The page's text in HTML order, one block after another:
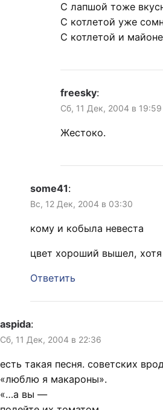
С лапшой тоже
С котлетой уже
С котлетой и
freesky:
Сб, 11 Дек, 2004 в 19:59
Жестоко.
some41:
Вс, 12 Дек, 2004 в 03:30
кому и кобыла невеста
цвет хороший вышел,
Ответить
aspida:
Сб, 11 Дек, 2004 в 22:36
есть такая песня. советских
«люблю я макароны».
«…а вы —